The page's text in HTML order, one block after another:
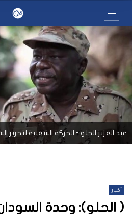
عبد العزيز الحلو - الحركة الشعبية لتحرير
أخبار
( الحلو): وحدة